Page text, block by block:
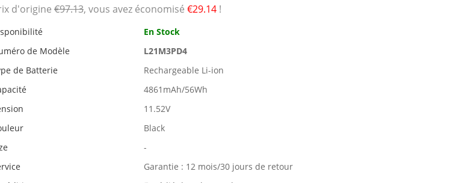
​​d'origine €97.13, vous avez économisé €29.14 !
En Stock
de Modèle
L21M3PD4
de Batterie
Rechargeable Li-ion
4861mAh/56Wh
11.52V
Black
-
Garantie : 12 mois/30 jours de retour